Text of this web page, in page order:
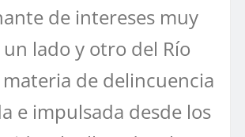
de intereses muy
lado y otro del Río
de delincuencia
e impulsada desde los